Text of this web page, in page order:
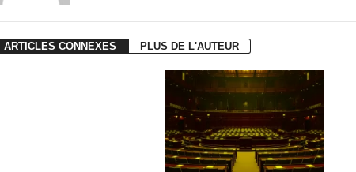
ARTICLES CONNEXES PLUS DE L'AUTEUR